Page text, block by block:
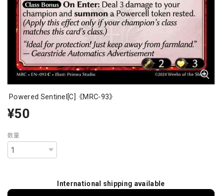
Powered Sentinel[C]《MRC-93》
¥50
数量
International shipping available